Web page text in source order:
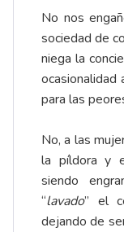
No nos
sociedad de
niega la
ocasionalidad
para las
No, a las
la píldora y
siendo
“lavado” el
dejando de